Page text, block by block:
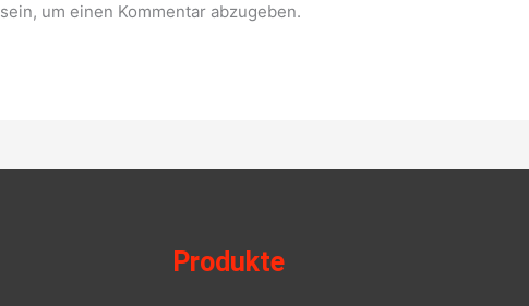
sein, um einen Kommentar abzugeben.
Produkte